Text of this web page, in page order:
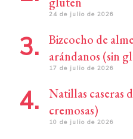
24 de julio de 2026
Bizcocho de
arándanos (sin
17 de julio de 2026
Natillas caseras
cremosas)
10 de julio de 2026